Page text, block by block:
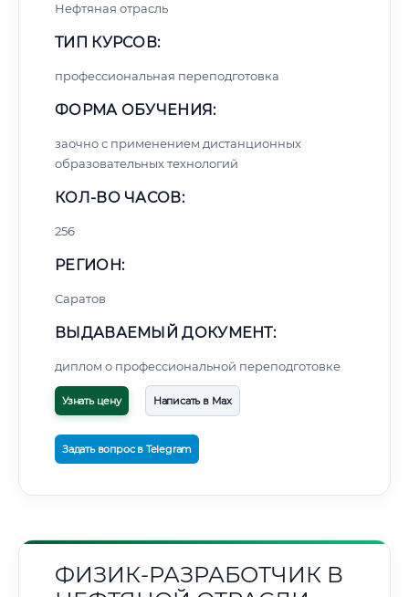
Нефтяная отрасль
ТИП КУРСОВ:
профессиональная переподготовка
ФОРМА ОБУЧЕНИЯ:
заочно с применением дистанционных
образовательных технологий
КОЛ-ВО ЧАСОВ:
256
РЕГИОН:
Саратов
ВЫДАВАЕМЫЙ ДОКУМЕНТ:
диплом о профессиональной переподготовке
Узнать цену Написать в Max
Задать вопрос в Telegram
ФИЗИК-РАЗРАБОТЧИК В